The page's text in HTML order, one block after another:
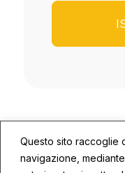
Questo sito raccoglie
navigazione,